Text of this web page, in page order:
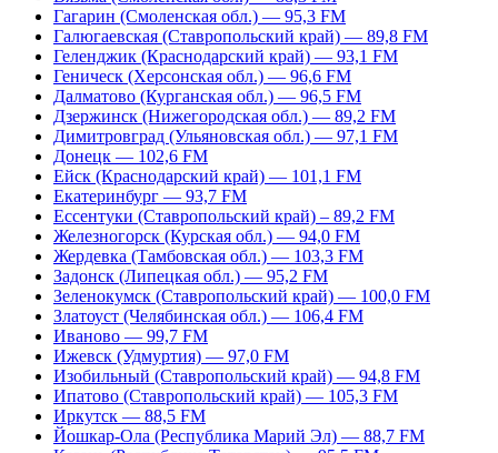
Гагарин (Смоленская обл.) — 95,3 FM
Галюгаевская (Ставропольский край) — 89,8 FM
Геленджик (Краснодарский край) — 93,1 FM
Геническ (Херсонская обл.) — 96,6 FM
Далматово (Курганская обл.) — 96,5 FM
Дзержинск (Нижегородская обл.) — 89,2 FM
Димитровград (Ульяновская обл.) — 97,1 FM
Донецк — 102,6 FM
Ейск (Краснодарский край) — 101,1 FM
Екатеринбург — 93,7 FM
Ессентуки (Ставропольский край) – 89,2 FM
Железногорск (Курская обл.) — 94,0 FM
Жердевка (Тамбовская обл.) — 103,3 FM
Задонск (Липецкая обл.) — 95,2 FM
Зеленокумск (Ставропольский край) — 100,0 FM
Златоуст (Челябинская обл.) — 106,4 FM
Иваново — 99,7 FM
Ижевск (Удмуртия) — 97,0 FM
Изобильный (Ставропольский край) — 94,8 FM
Ипатово (Ставропольский край) — 105,3 FM
Иркутск — 88,5 FM
Йошкар-Ола (Республика Марий Эл) — 88,7 FM